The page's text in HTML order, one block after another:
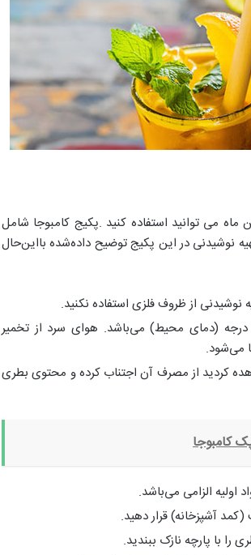
می توانید استفاده کنید .پکیج کامبوجا شامل
نوشیدنی در این پکیج توضیح داده‌شده بااین‌حال
نوشیدنی از ظروف فلزی استفاده نکنید.
مناسب برای تخمیر نوشیدنی کامبوچا بین ۲۱ الى ۲۴ درجه (دمای محیط) می‌باشد. هوای سرد از تخمیر
می‌شود.
بر روی قارچ کپک مشاهده کردید از مصرف آن اجتناب کرده و محتوی بطری
اولیه الزامی می‌باشد.
آشپزخانه) قرار دهید.
با پارچه نازک ببندید.